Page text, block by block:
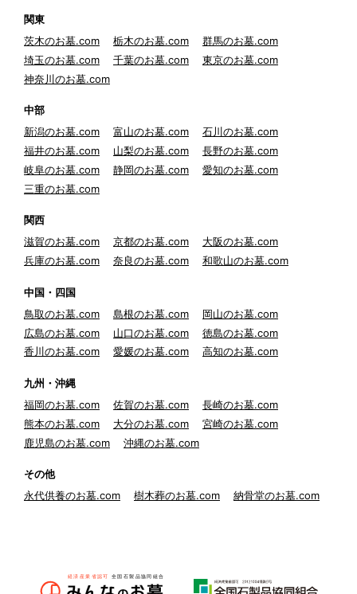
関東
茨木のお墓.com
栃木のお墓.com
群馬のお墓.com
埼玉のお墓.com
千葉のお墓.com
東京のお墓.com
神奈川のお墓.com
中部
新潟のお墓.com
富山のお墓.com
石川のお墓.com
福井のお墓.com
山梨のお墓.com
長野のお墓.com
岐阜のお墓.com
静岡のお墓.com
愛知のお墓.com
三重のお墓.com
関西
滋賀のお墓.com
京都のお墓.com
大阪のお墓.com
兵庫のお墓.com
奈良のお墓.com 和歌山のお墓.com
中国・四国
鳥取のお墓.com
島根のお墓.com
岡山のお墓.com
広島のお墓.com
山口のお墓.com
徳島のお墓.com
香川のお墓.com
愛媛のお墓.com 高知のお墓.com
九州・沖縄
福岡のお墓.com
佐賀のお墓.com
長崎のお墓.com
熊本のお墓.com
大分のお墓.com
宮崎のお墓.com
鹿児島のお墓.com
沖縄のお墓.com
その他
永代供養のお墓.com
樹木葬のお墓.com 納骨堂のお墓.com